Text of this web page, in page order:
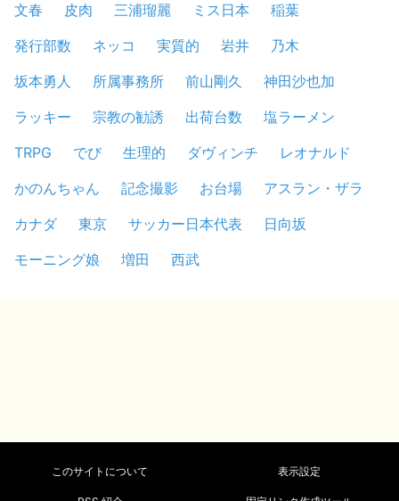
文春
皮肉 三浦瑠麗 ミス日本
稲葉
発行部数
ネッコ 実質的 岩井
乃木
坂本勇人
所属事務所 前山剛久
神田沙也加
ラッキー
宗教の勧誘 出荷台数
塩ラーメン
TRPG
でび 生理的 ダヴィンチ
レオナルド
かのんちゃん
記念撮影 お台場
アスラン・ザラ
カナダ
東京 サッカー日本代表
日向坂
モーニング娘
増田 西武
このサイトについて 表示設定